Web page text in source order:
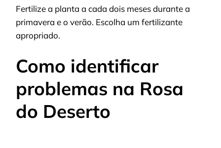
Fertilize a planta a cada dois meses durante a
primavera e o verão. Escolha um fertilizante
apropriado.
Como identificar
problemas na Rosa
do Deserto